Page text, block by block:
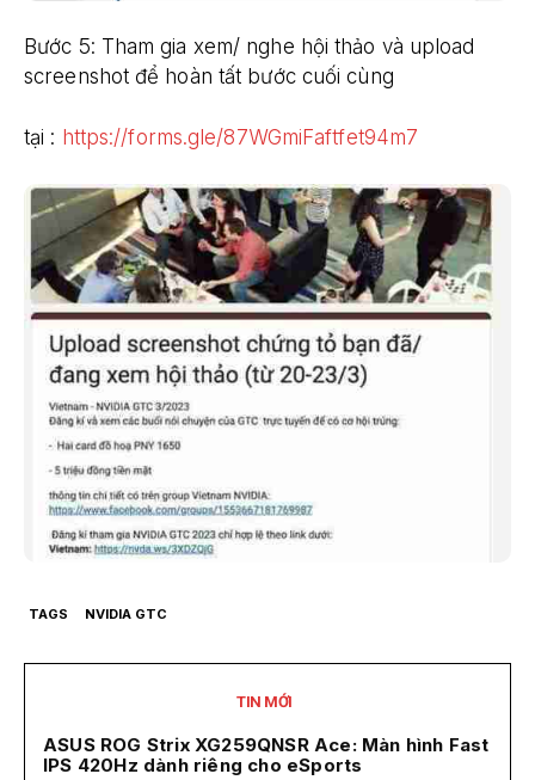
Bước 5: Tham gia xem/ nghe hội thảo và upload
screenshot để hoàn tất bước cuối cùng
tại : https://forms.gle/87WGmiFaftfet94m7
TAGS NVIDIA GTC
TIN MỚI
ASUS ROG Strix XG259QNSR Ace: Màn hình Fast
IPS 420Hz dành riêng cho eSports